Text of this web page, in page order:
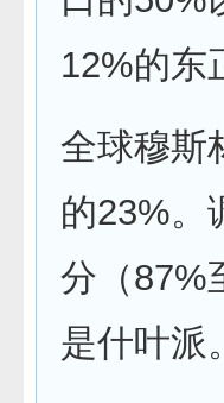
12%的东
全球穆斯
的23%。
分（87%
是什叶派